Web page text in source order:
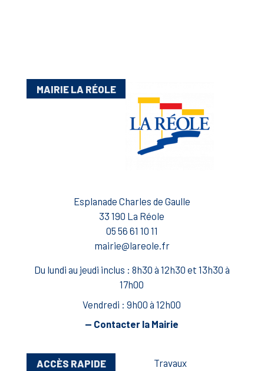
MAIRIE LA RÉOLE
Esplanade Charles de Gaulle
33 190 La Réole
05 56 61 10 11
mairie@lareole.fr
Du lundi au jeudi inclus : 8h30 à 12h30 et 13h30 à
17h00
Vendredi : 9h00 à 12h00
— Contacter la Mairie
ACCÈS RAPIDE
Travaux